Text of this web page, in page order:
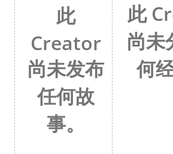
此
Creator
尚未发布
任何故
事。
此
尚未
何